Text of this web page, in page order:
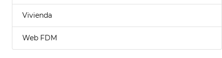
Vivienda
Web FDM